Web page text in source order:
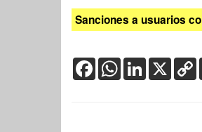
Sanciones a usuarios
FacebookWhatsApp
LinkedIn
X